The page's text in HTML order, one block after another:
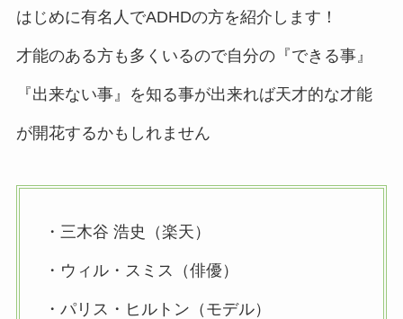
はじめに有名人でADHDの方を紹介します！
才能のある方も多くいるので自分の『できる事』
『出来ない事』を知る事が出来れば天才的な才能
が開花するかもしれません
・三木谷 浩史（楽天）
・ウィル・スミス（俳優）
・パリス・ヒルトン（モデル）